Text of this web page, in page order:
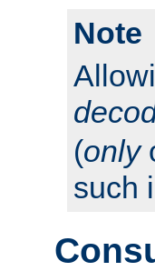
Note
(only
such